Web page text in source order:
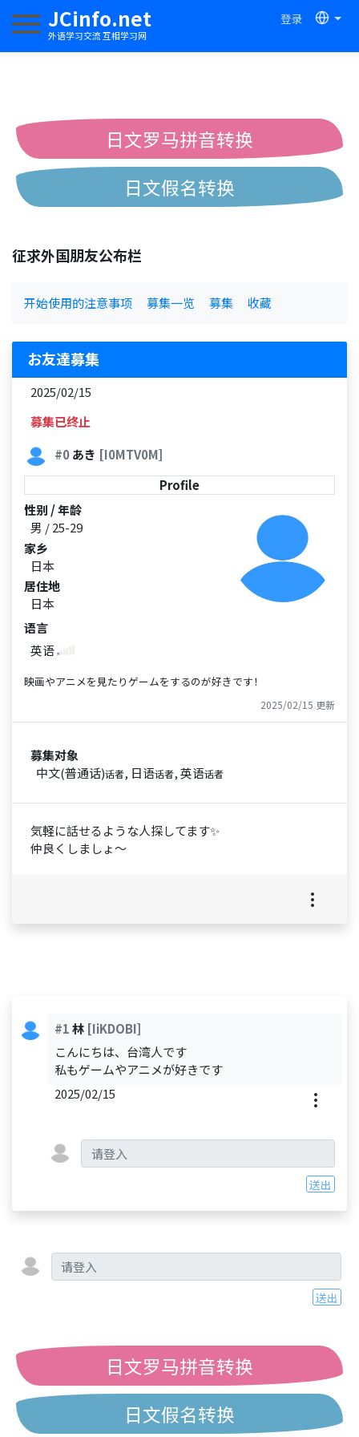
JCinfo.net
外语学习交流 互相学习网
登录
切换导航
日文罗马拼音转换
日文假名转换
征求外国朋友公布栏
开始使用的注意事项 募集一览 募集 收藏
お友達募集
2025/02/15
募集已终止
#0あき [I0MTV0M]
Profile
性别 / 年龄
男 / 25-29
家乡
日本
居住地
日本
语言
英语
映画やアニメを見たりゲームをするのが好きです！
2025/02/15 更新
募集对象
中文(普通话)话者, 日语话者, 英语话者
気軽に話せるような人探してます✨️
仲良くしましょ〜
#1林 [IiKDOBI]
こんにちは、台湾人です
私もゲームやアニメが好きです
2025/02/15
送出
送出
日文罗马拼音转换
日文假名转换